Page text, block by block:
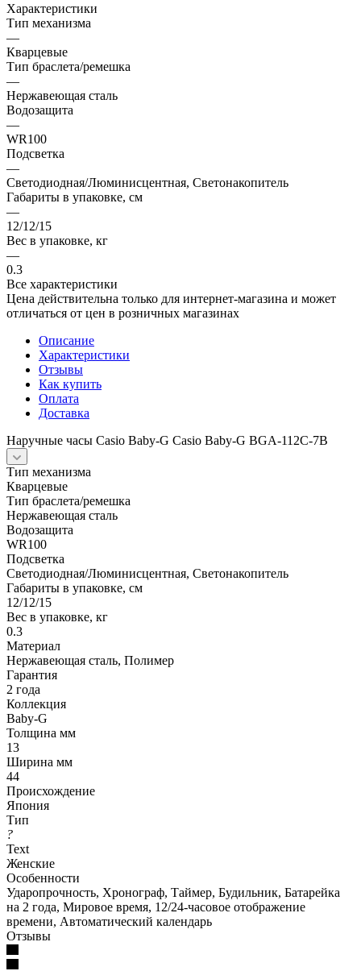
Характеристики
Тип механизма
—
Кварцевые
Тип браслета/ремешка
—
Нержавеющая сталь
Водозащита
—
WR100
Подсветка
—
Светодиодная/Люминисцентная, Светонакопитель
Габариты в упаковке, см
—
12/12/15
Вес в упаковке, кг
—
0.3
Все характеристики
Цена действительна только для интернет-магазина и может
отличаться от цен в розничных магазинах
Описание
Характеристики
Отзывы
Как купить
Оплата
Доставка
Наручные часы Casio Baby-G Casio Baby-G BGA-112C-7B
Тип механизма
Кварцевые
Тип браслета/ремешка
Нержавеющая сталь
Водозащита
WR100
Подсветка
Светодиодная/Люминисцентная, Светонакопитель
Габариты в упаковке, см
12/12/15
Вес в упаковке, кг
0.3
Материал
Нержавеющая сталь, Полимер
Гарантия
2 года
Коллекция
Baby-G
Толщина мм
13
Ширина мм
44
Происхождение
Япония
Тип
?
Text
Женские
Особенности
Ударопрочность, Хронограф, Таймер, Будильник, Батарейка
на 2 года, Мировое время, 12/24-часовое отображение
времени, Автоматический календарь
Отзывы